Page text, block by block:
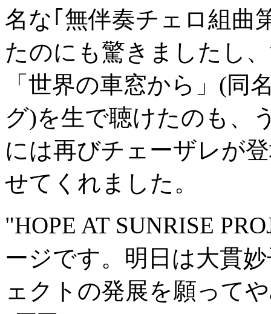
名な｢無伴奏チェロ組曲
たのにも驚きましたし
「世界の車窓から」(同
グ)を生で聴けたのも、
には再びチェーザレが
せてくれました。
"HOPE AT SUNRISE
ージです。明日は大貫
ェクトの発展を願って